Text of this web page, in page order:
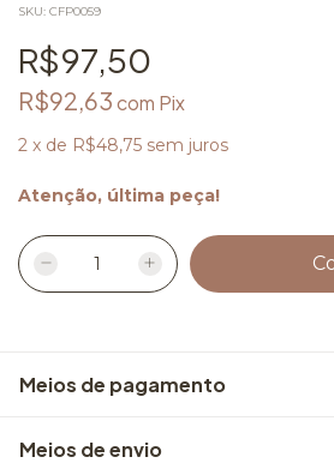
SKU: CFP0059
R$97,50
R$92,63com Pix
2 x de R$48,75 sem juros
Atenção, última peça!
Meios de pagamento
Meios de envio